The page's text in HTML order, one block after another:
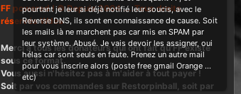
FF powered ! © Depuis 2004 ....Tous droits
réservés Wdes
Merci à tous les donateurs qui ont fait qu'FF existe
sous ce format.
Vous aussi n'hésitez pas à m'aider à tout payer !
Soit par vos commandes sur Restorpinball, soit par
pourtant je leur ai déjà notifié leur soucis, avec le
Reverse DNS, ils sont en connaissance de cause. Soit
les mails là ne marchent pas car mis en SPAM par
leur système. Abusé. Je vais devoir les assigner, oui
hélas car sont seuls en faute. Prenez un autre mail
pour vous inscrire alors (poste free gmail Orange ...
etc)